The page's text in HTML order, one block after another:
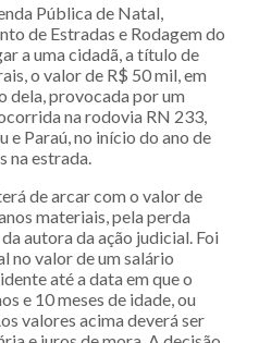
Pública de Natal,
de Estradas e Rodagem do
a uma cidadã, a título de
o valor de R$ 50 mil, em
dela, provocada por um
na rodovia RN 233,
e Paraú, no início do ano de
na estrada.
de arcar com o valor de
materiais, pela perda
autora da ação judicial. Foi
no valor de um salário
até a data em que o
e 10 meses de idade, ou
valores acima deverá ser